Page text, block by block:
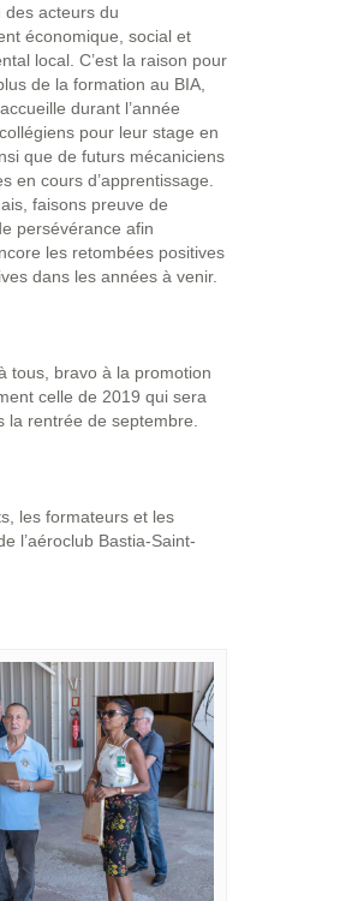
des acteurs du
économique, social et
local. C’est la raison pour
de la formation au BIA,
durant l’année
pour leur stage en
que de futurs mécaniciens
en cours d’apprentissage.
faisons preuve de
persévérance afin
les retombées positives
dans les années à venir.
tous, bravo à la promotion
celle de 2019 qui sera
la rentrée de septembre.
les formateurs et les
l’aéroclub Bastia-Saint-